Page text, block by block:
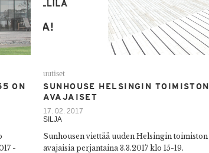
ON
-
uutiset
SUNHOUSE HELSINGIN TOIMISTON
AVAJAISET
17. 02. 2017
SILJA
Sunhousen viettää uuden Helsingin toimiston
avajaisia perjantaina 3.3.2017 klo 15-19.